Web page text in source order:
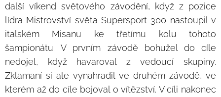
další víkend světového závodění, když z pozice
lídra Mistrovství světa Supersport 300 nastoupil v
italském Misanu ke třetímu kolu tohoto
šampionátu. V prvním závodě bohužel do cíle
nedojel, když havaroval z vedoucí skupiny.
Zklamaní si ale vynahradil ve druhém závodě, ve
kterém až do cíle bojoval o vítězství. V cíli nakonec